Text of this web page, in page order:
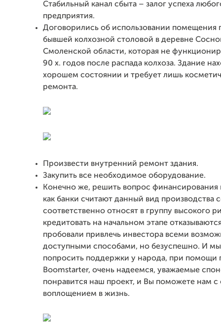
Стабильный канал сбыта – залог успеха
предприятия.
Договорились об использовании помещения
бывшей колхозной столовой в деревне
Смоленской области, которая не
90 х. годов после распада колхоза. Здание
хорошем состоянии и требует лишь
ремонта.
Произвести внутренний ремонт здания.
Закупить все необходимое оборудование.
Конечно же, решить вопрос финансирования
как банки считают данный вид производства
соответственно относят в группу высокого
кредитовать на начальном этапе
пробовали привлечь инвестора всеми
доступными способами, но безуспешно. И
попросить поддержки у народа, при помощи
Boomstarter, очень надеемся, уважаемые
понравится наш проект, и Вы поможете нам с
воплощением в жизнь.